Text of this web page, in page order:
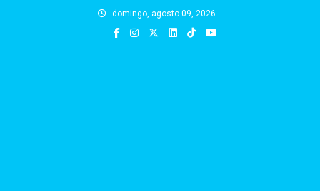
domingo, agosto 09, 2026